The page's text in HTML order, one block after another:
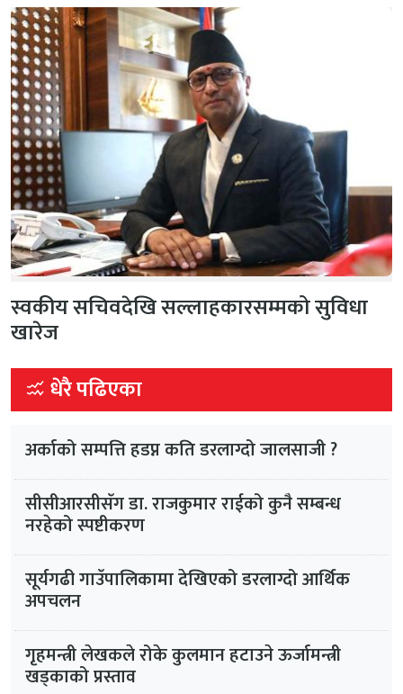
स्वकीय सचिवदेखि सल्लाहकारसम्मको सुविधा
खारेज
धेरै पढिएका
अर्काको सम्पत्ति हडप्न कति डरलाग्दो जालसाजी ?
सीसीआरसीसँग डा. राजकुमार राईको कुनै सम्बन्ध
नरहेको स्पष्टीकरण
सूर्यगढी गाउँपालिकामा देखिएको डरलाग्दो आर्थिक
अपचलन
गृहमन्त्री लेखकले रोके कुलमान हटाउने ऊर्जामन्त्री
खड्काको प्रस्ताव